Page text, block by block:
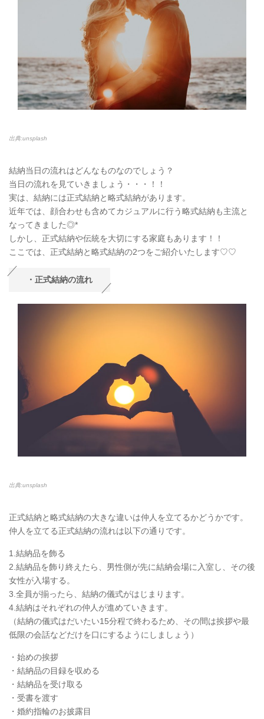
出典:unsplash
結納当日の流れはどんなものなのでしょう？
当日の流れを見ていきましょう・・・！！
実は、結納には正式結納と略式結納があります。
近年では、顔合わせも含めてカジュアルに行う略式結納も主流と
なってきました◎*
しかし、正式結納や伝統を大切にする家庭もあります！！
ここでは、正式結納と略式結納の2つをご紹介いたします♡♡
・正式結納の流れ
出典:unsplash
正式結納と略式結納の大きな違いは仲人を立てるかどうかです。
仲人を立てる正式結納の流れは以下の通りです。
1.結納品を飾る
2.結納品を飾り終えたら、男性側が先に結納会場に入室し、その後
女性が入場する。
3.全員が揃ったら、結納の儀式がはじまります。
4.結納はそれぞれの仲人が進めていきます。
（結納の儀式はだいたい15分程で終わるため、その間は挨拶や最
低限の会話などだけを口にするようにしましょう）
・始めの挨拶
・結納品の目録を収める
・結納品を受け取る
・受書を渡す
・婚約指輪のお披露目